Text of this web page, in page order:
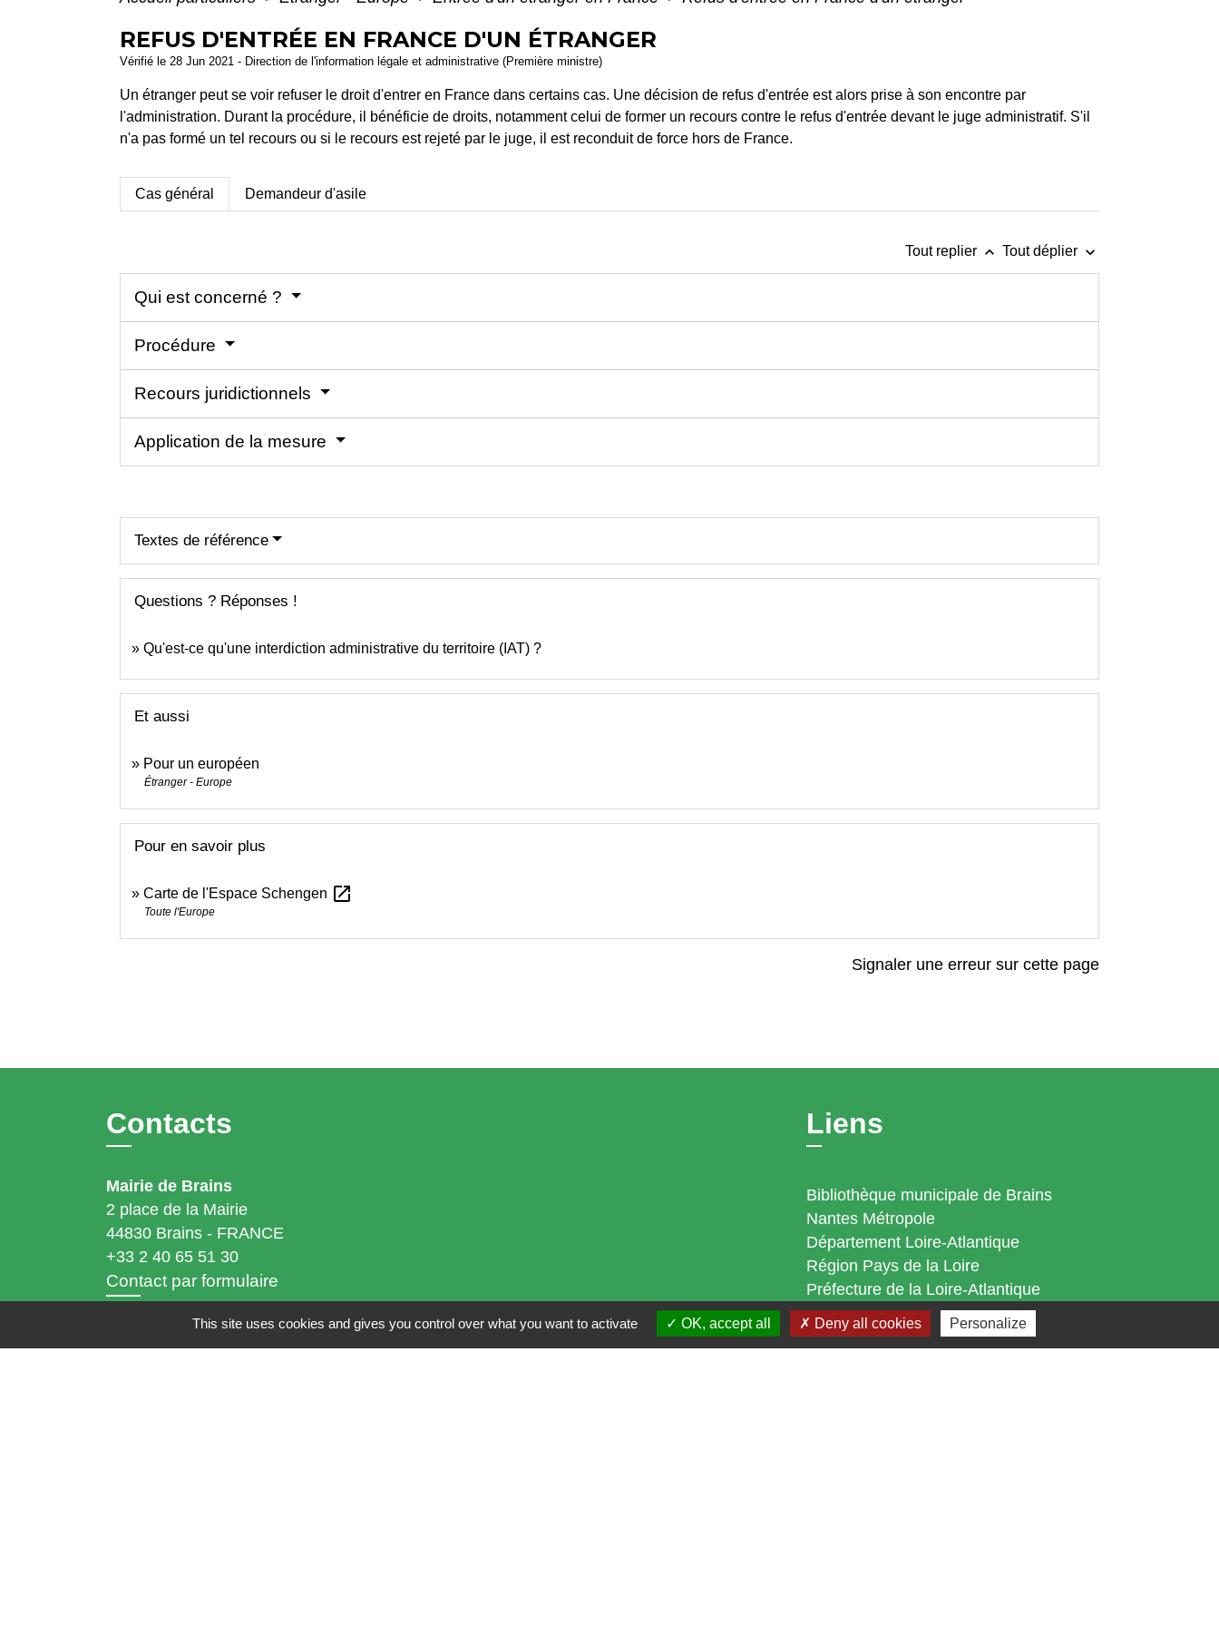
REFUS D'ENTRÉE EN FRANCE D'UN ÉTRANGER
Vérifié le 28 Jun 2021 - Direction de l'information légale et administrative (Première ministre)
Un étranger peut se voir refuser le droit d'entrer en France dans certains cas. Une décision de refus d'entrée est alors prise à son encontre par
l'administration. Durant la procédure, il bénéficie de droits, notamment celui de former un recours contre le refus d'entrée devant le juge administratif. S'il
n'a pas formé un tel recours ou si le recours est rejeté par le juge, il est reconduit de force hors de France.
Cas général Demandeur d'asile
Tout replier keyboard_arrow_up Tout déplier keyboard_arrow_down
Qui est concerné ?
Procédure
Recours juridictionnels
Application de la mesure
Textes de référence
Questions ? Réponses !
Qu'est-ce qu'une interdiction administrative du territoire (IAT) ?
Et aussi
Pour un européen
Étranger - Europe
Pour en savoir plus
Carte de l'Espace Schengen open_in_new
Toute l'Europe
Signaler une erreur sur cette page
Contacts
Mairie de Brains
2 place de la Mairie
44830 Brains - FRANCE
+33 2 40 65 51 30
Contact par formulaire
Horaires d'ouverture:
Liens
Bibliothèque municipale de Brains
Nantes Métropole
Département Loire-Atlantique
Région Pays de la Loire
Préfecture de la Loire-Atlantique
This site uses cookies and gives you control over what you want to activate OK, accept all Deny all cookies Personalize